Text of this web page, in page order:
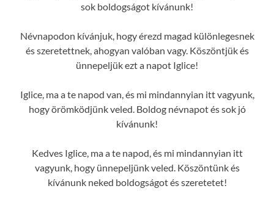
sok boldogságot kívánunk!
Névnapodon kívánjuk, hogy érezd magad különlegesnek
és szeretettnek, ahogyan valóban vagy. Köszöntjük és
ünnepeljük ezt a napot Iglice!
Iglice, ma a te napod van, és mi mindannyian itt vagyunk,
hogy örömködjünk veled. Boldog névnapot és sok jó
kívánunk!
Kedves Iglice, ma a te napod, és mi mindannyian itt
vagyunk, hogy ünnepeljünk veled. Köszöntünk és
kívánunk neked boldogságot és szeretetet!